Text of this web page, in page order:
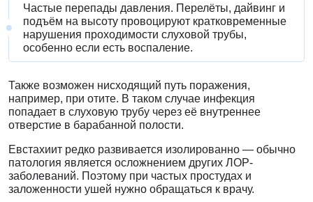
Частые перепады давления. Перелёты, дайвинг и
подъём на высоту провоцируют кратковременные
нарушения проходимости слуховой трубы,
особенно если есть воспаление.
Также возможен нисходящий путь поражения,
например, при отите. В таком случае инфекция
попадает в слуховую трубу через её внутреннее
отверстие в барабанной полости.
Евстахиит редко развивается изолированно — обычно
патология является осложнением других ЛОР-
заболеваний. Поэтому при частых простудах и
заложенности ушей нужно обращаться к врачу.